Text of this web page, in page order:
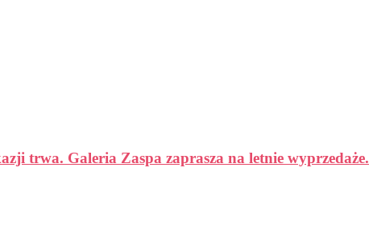
trwa. Galeria Zaspa zaprasza na letnie wyprzedaże.